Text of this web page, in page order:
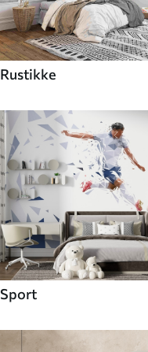
Rustikke
Sport